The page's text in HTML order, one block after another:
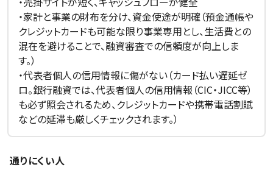
・家計と事業の財布を分け、資金使途が明確（預金通帳や
クレジットカードも可能な限り事業専用とし、生活費との
混在を避けることで、融資審査での信頼度が向上しま
す。）
・代表者個人の信用情報に傷がない（カード払い遅延ゼ
ロ。銀行融資では、代表者個人の信用情報（CIC・JICC等）
も必ず照会されるため、クレジットカードや携帯電話割賦
などの延滞も厳しくチェックされます。）
通りにくい人